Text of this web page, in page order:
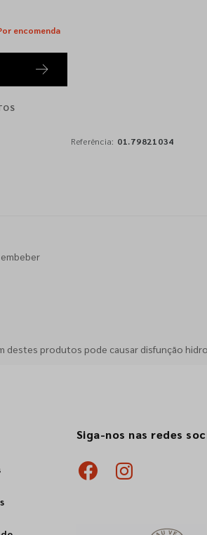
encomenda
Referência: 01.79821034
embeber
destes produtos pode causar disfunção
Siga-nos nas redes